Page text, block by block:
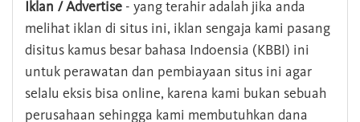
Iklan / Advertise - yang terahir adalah jika anda
melihat iklan di situs ini, iklan sengaja kami pasang
disitus kamus besar bahasa Indoensia (KBBI) ini
untuk perawatan dan pembiayaan situs ini agar
selalu eksis bisa online, karena kami bukan sebuah
perusahaan sehingga kami membutuhkan dana